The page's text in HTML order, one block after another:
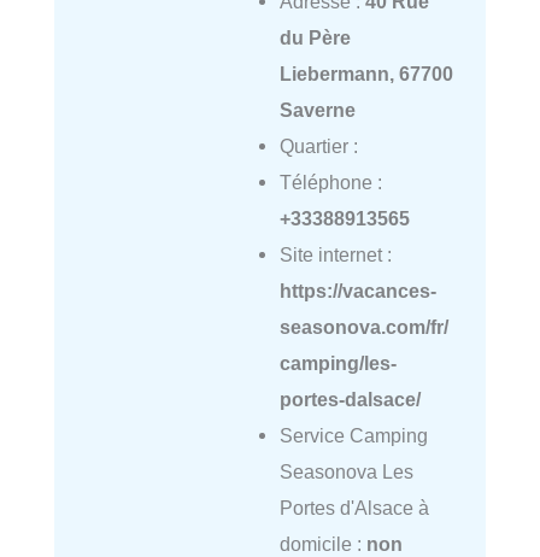
du Père
Liebermann, 67700
Saverne
Quartier :
Téléphone :
+33388913565
Site internet :
https://vacances-
seasonova.com/fr/
camping/les-
portes-dalsace/
Service Camping
Seasonova Les
Portes d'Alsace à
domicile : non